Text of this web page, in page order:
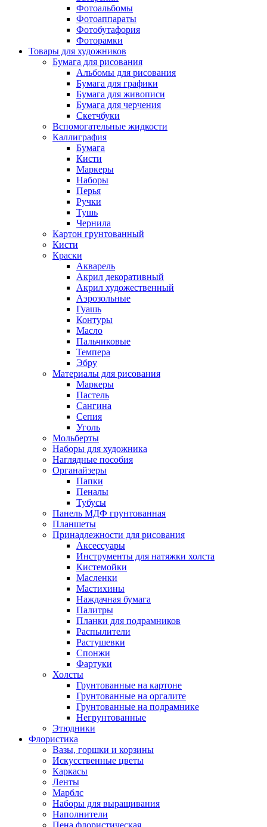
Фотоальбомы
Фотоаппараты
Фотобутафория
Фоторамки
Товары для художников
Бумага для рисования
Альбомы для рисования
Бумага для графики
Бумага для живописи
Бумага для черчения
Скетчбуки
Вспомогательные жидкости
Каллиграфия
Бумага
Кисти
Маркеры
Наборы
Перья
Ручки
Тушь
Чернила
Картон грунтованный
Кисти
Краски
Акварель
Акрил декоративный
Акрил художественный
Аэрозольные
Гуашь
Контуры
Масло
Пальчиковые
Темпера
Эбру
Материалы для рисования
Маркеры
Пастель
Сангина
Сепия
Уголь
Мольберты
Наборы для художника
Наглядные пособия
Органайзеры
Папки
Пеналы
Тубусы
Панель МДФ грунтованная
Планшеты
Принадлежности для рисования
Аксессуары
Инструменты для натяжки холста
Кистемойки
Масленки
Мастихины
Наждачная бумага
Палитры
Планки для подрамников
Распылители
Растушевки
Спонжи
Фартуки
Холсты
Грунтованные на картоне
Грунтованные на оргалите
Грунтованные на подрамнике
Негрунтованные
Этюдники
Флористика
Вазы, горшки и корзины
Искусственные цветы
Каркасы
Ленты
Марблс
Наборы для выращивания
Наполнители
Пена флористическая